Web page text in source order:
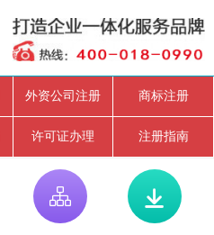
外资公司注册 商标注册
许可证办理 注册指南
 